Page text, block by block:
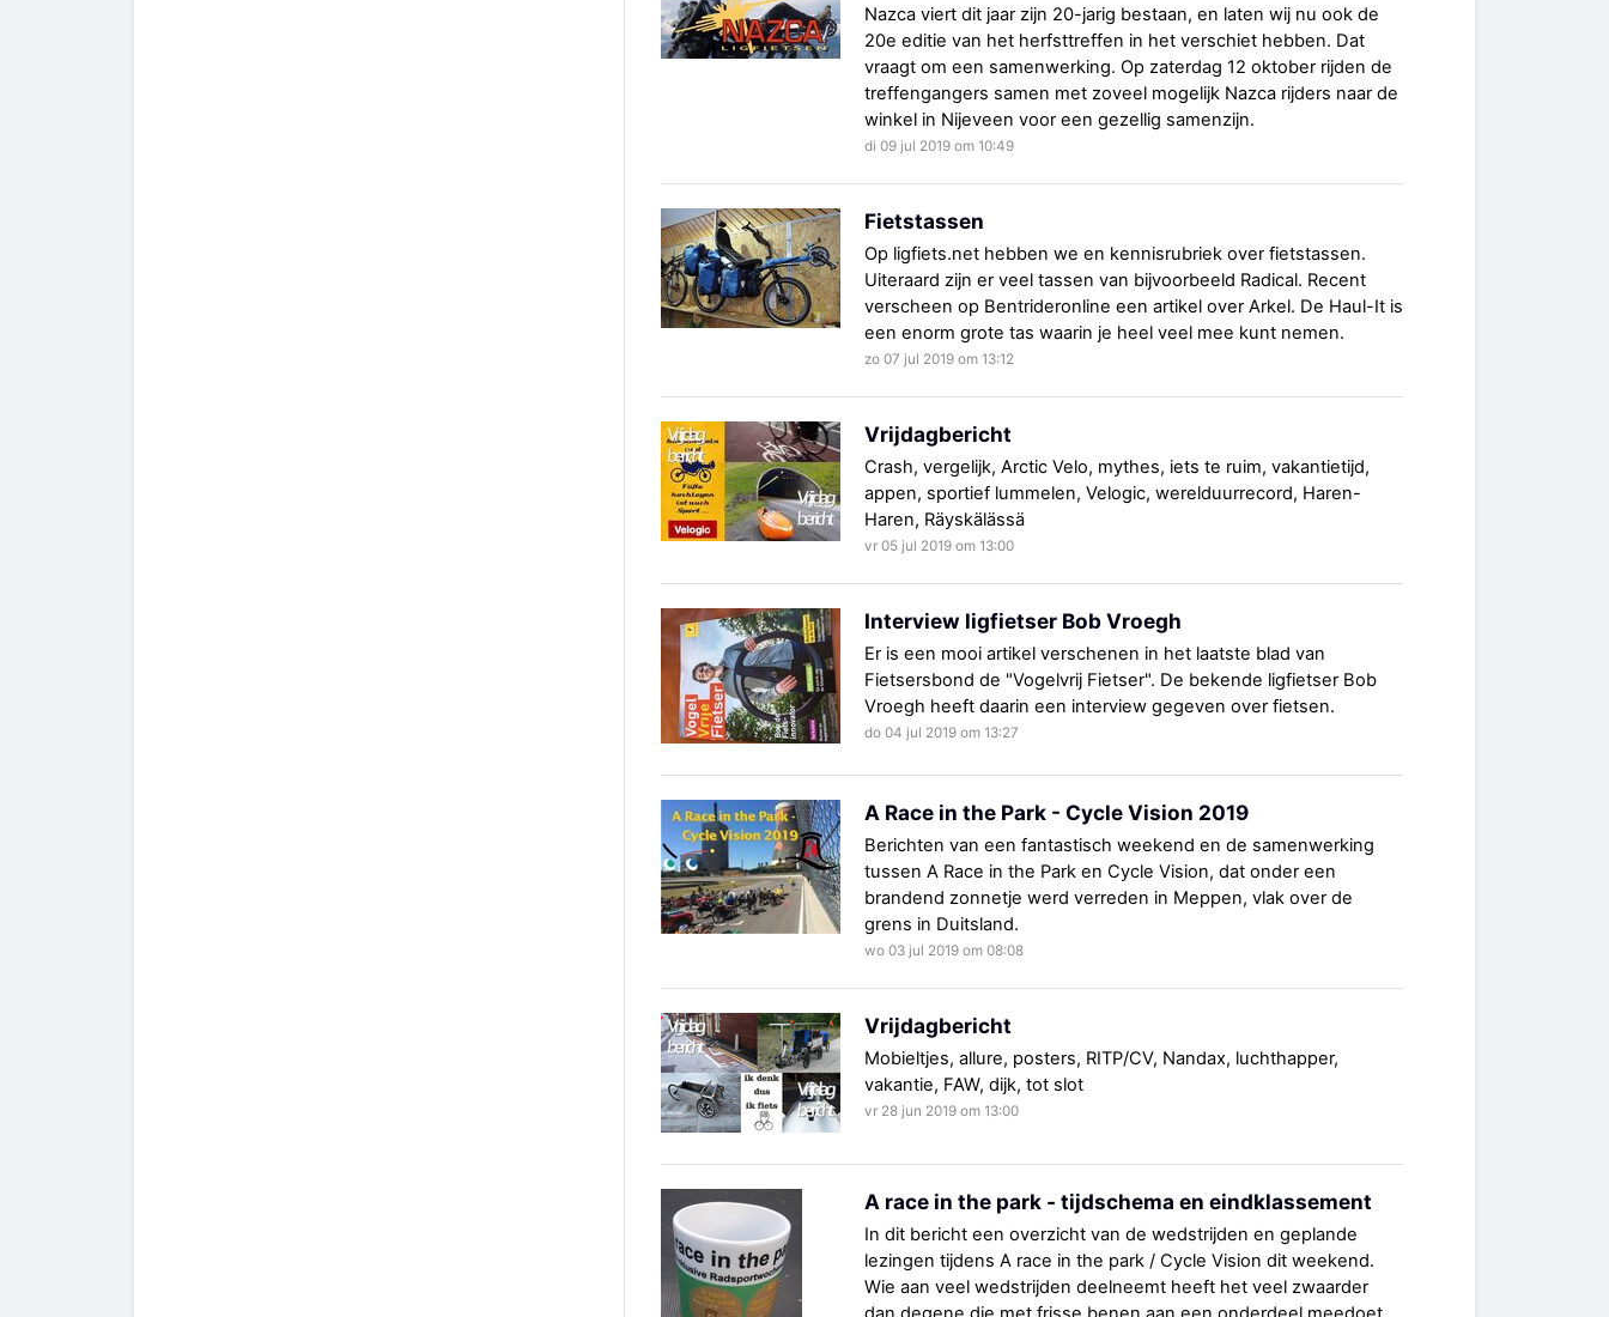
Nazca viert dit jaar zijn 20-jarig bestaan, en laten wij nu ook de
20e editie van het herfsttreffen in het verschiet hebben. Dat
vraagt om een samenwerking. Op zaterdag 12 oktober rijden de
treffengangers samen met zoveel mogelijk Nazca rijders naar de
winkel in Nijeveen voor een gezellig samenzijn.
di 09 jul 2019 om 10:49
Fietstassen
Op ligfiets.net hebben we en kennisrubriek over fietstassen.
Uiteraard zijn er veel tassen van bijvoorbeeld Radical. Recent
verscheen op Bentrideronline een artikel over Arkel. De Haul-It is
een enorm grote tas waarin je heel veel mee kunt nemen.
zo 07 jul 2019 om 13:12
Vrijdagbericht
Crash, vergelijk, Arctic Velo, mythes, iets te ruim, vakantietijd,
appen, sportief lummelen, Velogic, werelduurrecord, Haren-
Haren, Räyskälässä
vr 05 jul 2019 om 13:00
Interview ligfietser Bob Vroegh
Er is een mooi artikel verschenen in het laatste blad van
Fietsersbond de "Vogelvrij Fietser". De bekende ligfietser Bob
Vroegh heeft daarin een interview gegeven over fietsen.
do 04 jul 2019 om 13:27
A Race in the Park - Cycle Vision 2019
Berichten van een fantastisch weekend en de samenwerking
tussen A Race in the Park en Cycle Vision, dat onder een
brandend zonnetje werd verreden in Meppen, vlak over de
grens in Duitsland.
wo 03 jul 2019 om 08:08
Vrijdagbericht
Mobieltjes, allure, posters, RITP/CV, Nandax, luchthapper,
vakantie, FAW, dijk, tot slot
vr 28 jun 2019 om 13:00
A race in the park - tijdschema en eindklassement
In dit bericht een overzicht van de wedstrijden en geplande
lezingen tijdens A race in the park / Cycle Vision dit weekend.
Wie aan veel wedstrijden deelneemt heeft het veel zwaarder